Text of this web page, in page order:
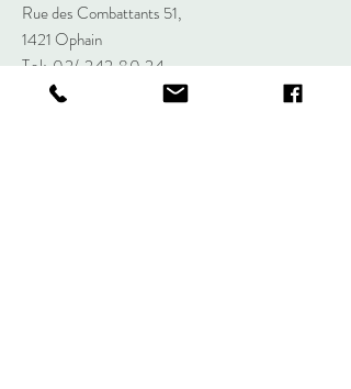
Rue des Combattants 51,
1421 Ophain
Tel: 02/242 80 24